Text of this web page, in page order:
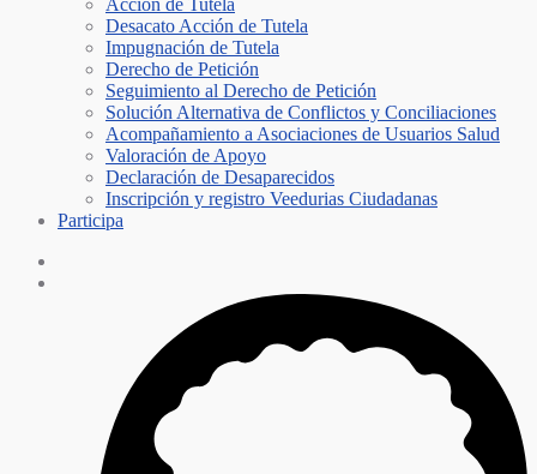
Acción de Tutela
Desacato Acción de Tutela
Impugnación de Tutela
Derecho de Petición
Seguimiento al Derecho de Petición
Solución Alternativa de Conflictos y Conciliaciones
Acompañamiento a Asociaciones de Usuarios Salud
Valoración de Apoyo
Declaración de Desaparecidos
Inscripción y registro Veedurias Ciudadanas
Participa